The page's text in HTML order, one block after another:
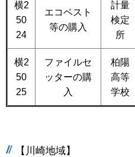
横2
50
24
エコベスト
等の購入
計量
検定
所
横2
50
25
ファイルセ
ッターの購
入
柏陽
高等
学校
【川崎地域】